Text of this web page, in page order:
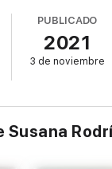
Vázquez
Varios
propia vida para
PUBLICADO
2021
3 de noviembre
Susana